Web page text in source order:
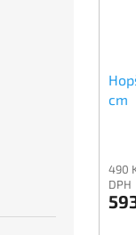
cm
490
DPH